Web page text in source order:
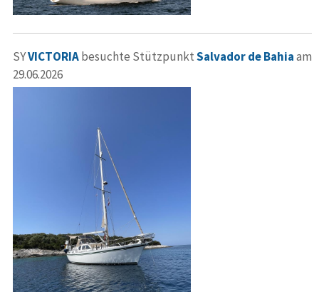
SYVICTORIAbesuchte StützpunktSalvador de Bahiaam
29.06.2026